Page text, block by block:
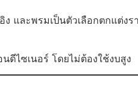
และพรมเป็นตัวเลือกตกแต่ง
ดีไซเนอร์ โดยไม่ต้องใช้งบสูง